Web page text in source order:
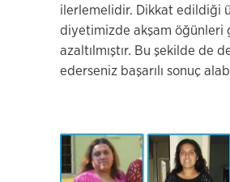
ilerlemelidir. Dikkat edildiği
diyetimizde akşam öğünleri
azaltılmıştır. Bu şekilde de
ederseniz başarılı sonuç